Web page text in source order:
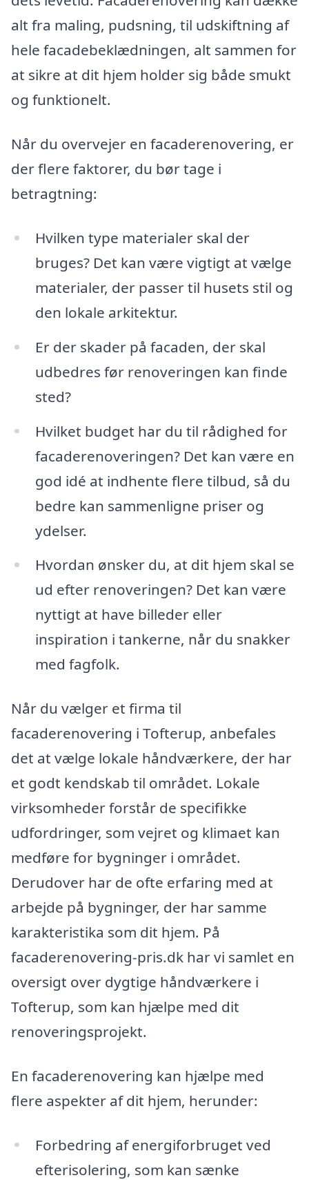
alt fra maling, pudsning, til udskiftning af
hele facadebeklædningen, alt sammen for
at sikre at dit hjem holder sig både smukt
og funktionelt.
Når du overvejer en facaderenovering, er
der flere faktorer, du bør tage i
betragtning:
Hvilken type materialer skal der
bruges? Det kan være vigtigt at vælge
materialer, der passer til husets stil og
den lokale arkitektur.
Er der skader på facaden, der skal
udbedres før renoveringen kan finde
sted?
Hvilket budget har du til rådighed for
facaderenoveringen? Det kan være en
god idé at indhente flere tilbud, så du
bedre kan sammenligne priser og
ydelser.
Hvordan ønsker du, at dit hjem skal se
ud efter renoveringen? Det kan være
nyttigt at have billeder eller
inspiration i tankerne, når du snakker
med fagfolk.
Når du vælger et firma til
facaderenovering i Tofterup, anbefales
det at vælge lokale håndværkere, der har
et godt kendskab til området. Lokale
virksomheder forstår de specifikke
udfordringer, som vejret og klimaet kan
medføre for bygninger i området.
Derudover har de ofte erfaring med at
arbejde på bygninger, der har samme
karakteristika som dit hjem. På
facaderenovering-pris.dk har vi samlet en
oversigt over dygtige håndværkere i
Tofterup, som kan hjælpe med dit
renoveringsprojekt.
En facaderenovering kan hjælpe med
flere aspekter af dit hjem, herunder:
Forbedring af energiforbruget ved
efterisolering, som kan sænke